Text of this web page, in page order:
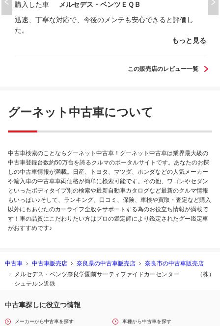
購入した車
メルセデス・ベンツＥＱＢ
迅速、丁寧な対応で、今後のメンテも安心できると評価し
た。
もっと見る
この販売店のレビュー一覧
グーネット中古車について
中古車検索のことならグーネット中古車！グーネット中古車は業界最大級の
中古車登録台数約50万台を誇るクルマのポータルサイトです。あなたのお探
しの中古車情報が満載。日産、トヨタ、マツダ、ホンダなどの人気メーカー
や輸入車の中古車車両価格が簡単に検索可能です。その他、ワゴンやセダン
といったボディタイプ別の検索や最新自動車カタログなど最新のクルマ情報
もいっぱい♪そして、ランキング、口コミ、保険、車検や買取・査定など購入
以外にもあなたのカーライフ全般をサポートする為のお役立ち情報が満載で
す！車の品質にこだわりたい方はプロの鑑定師により鑑定されたグー鑑定車
がおすすめです♪
中古車 中古車販売店 奈良県の中古車販売店
奈良市の中古車販売店
メルセデス・ベンツ奈良学園前サーティファイドカーセンター （株）
シュテルン近鉄
中古車探しに役立つ情報
メーカーから中古車を探す 車種から中古車を探す